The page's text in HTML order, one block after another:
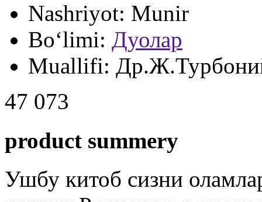
Nashriyot: Munir
Bo‘limi: Дуолар
Muallifi:
47 073
product summery
Ушбу китоб сизни